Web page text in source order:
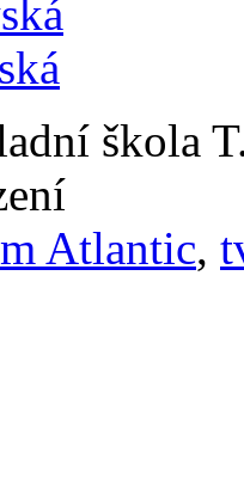
škola
Atlantic,